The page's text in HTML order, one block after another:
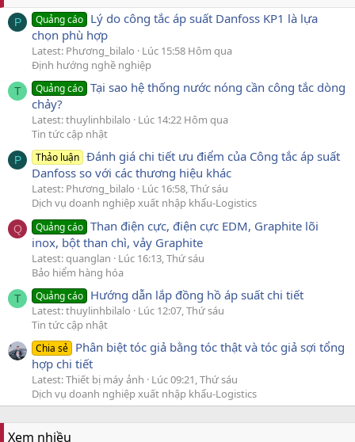
P Quảng cáo Lý do công tắc áp suất Danfoss KP1 là lựa
chọn phù hợp
Latest: Phương_bilalo
Lúc 15:58 Hôm qua
Định hướng nghề nghiệp
T Quảng cáo Tại sao hệ thống nước nóng cần công tắc dòng
chảy?
Latest: thuylinhbilalo
Lúc 14:22 Hôm qua
Tin tức cập nhật
P Thảo luận Đánh giá chi tiết ưu điểm của Công tắc áp suất
Danfoss so với các thương hiệu khác
Latest: Phương_bilalo
Lúc 16:58, Thứ sáu
Dịch vụ doanh nghiệp xuất nhập khẩu-Logistics
Q Quảng cáo Than điện cực, điện cực EDM, Graphite lõi
inox, bột than chì, vảy Graphite
Latest: quanglan
Lúc 16:13, Thứ sáu
Bảo hiểm hàng hóa
T Quảng cáo Hướng dẫn lắp đồng hồ áp suất chi tiết
Latest: thuylinhbilalo
Lúc 12:07, Thứ sáu
Tin tức cập nhật
Chia sẻ Phân biệt tóc giả bằng tóc thật và tóc giả sợi tổng
hợp chi tiết
Latest: Thiết bị máy ảnh
Lúc 09:21, Thứ sáu
Dịch vụ doanh nghiệp xuất nhập khẩu-Logistics
Xem nhiều